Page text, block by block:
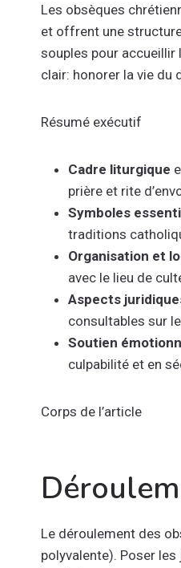
Les obsèques
et offrent une
souples pour
clair: honorer la vie du
Résumé exécutif
Cadre liturgique
prière et rite
Symboles
traditions
Organisation et
avec le lieu de
Aspects
consultables sur
Soutien
culpabilité et en
Corps de l’article
Le déroulement des
polyvalente). Poser